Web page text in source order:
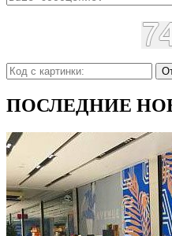
ПОСЛЕДНИЕ